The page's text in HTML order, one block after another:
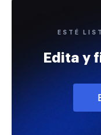
ESTÉ
Edita y